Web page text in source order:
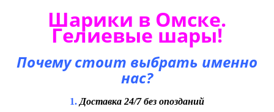
Шарики в Омске.
Гелиевые шары!
Почему стоит выбрать именно
нас?
1. Доставка 24/7 без опозданий